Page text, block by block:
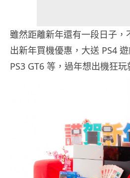
雖然距離新年還有一段日子，
出新年買機優惠，大送 PS4 遊
PS3 GT6 等，過年想出機狂玩